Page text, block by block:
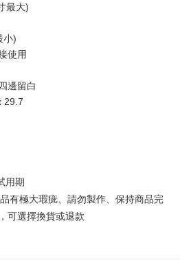
(尺寸最大)
)
使用
邊留白
29.7
用期
有極大瑕疵、請勿製作、保持商品完
可選擇換貨或退款